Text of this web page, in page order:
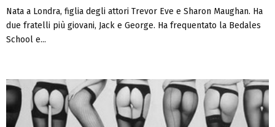
Nata a Londra, figlia degli attori Trevor Eve e Sharon Maughan. Ha
due fratelli più giovani, Jack e George. Ha frequentato la Bedales
School e...